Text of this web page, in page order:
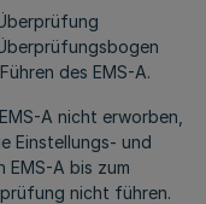
des EMS-A.
A nicht erworben,
Einstellungs- und
EMS-A bis zum
nicht führen.